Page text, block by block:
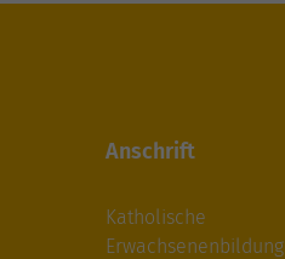
Anschrift
Katholische
Erwachsenenbildung